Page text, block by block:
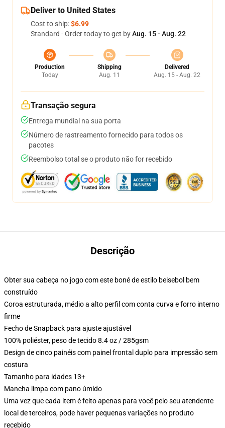
Deliver to United States
Cost to ship:$6.99
Standard - Order today to get byAug. 15 - Aug. 22
Production
Today
Shipping
Aug. 11
Delivered
Aug. 15 - Aug. 22
Transação segura
Entrega mundial na sua porta
Número de rastreamento fornecido para todos os
pacotes
Reembolso total se o produto não for recebido
Descrição
Obter sua cabeça no jogo com este boné de estilo beisebol bem
construído
Coroa estruturada, médio a alto perfil com conta curva e forro interno
firme
Fecho de Snapback para ajuste ajustável
100% poliéster, peso de tecido 8.4 oz / 285gsm
Design de cinco painéis com painel frontal duplo para impressão sem
costura
Tamanho para idades 13+
Mancha limpa com pano úmido
Uma vez que cada item é feito apenas para você pelo seu atendente
local de terceiros, pode haver pequenas variações no produto
recebido